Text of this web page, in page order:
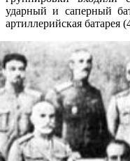
ударный и саперный
артиллерийская батарея